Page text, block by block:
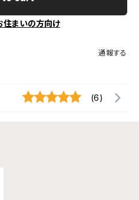
住まいの方向け
通報する
(6)